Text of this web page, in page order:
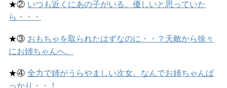
★② いつも近くにあの子がいる。優しいと思っていた
ら・・・
★③ おもちゃを取られたはずなのに・・？天敵から徐々
にお姉ちゃんへ。
★④ 全力で姉がうらやましい次女。なんでお姉ちゃんば
っかり・・！